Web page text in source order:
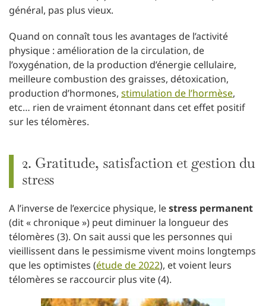
général, pas plus vieux.
Quand on connaît tous les avantages de l’activité
physique : amélioration de la circulation, de
l’oxygénation, de la production d’énergie cellulaire,
meilleure combustion des graisses, détoxication,
production d’hormones, stimulation de l’hormèse,
etc… rien de vraiment étonnant dans cet effet positif
sur les télomères.
2. Gratitude, satisfaction et gestion du
stress
A l’inverse de l’exercice physique, lestress permanent
(dit « chronique ») peut diminuer la longueur des
télomères (3). On sait aussi que les personnes qui
vieillissent dans le pessimisme vivent moins longtemps
que les optimistes (étude de 2022), et voient leurs
télomères se raccourcir plus vite (4).